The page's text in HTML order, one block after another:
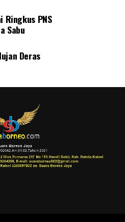
Ringkus PNS
Sabu
Deras